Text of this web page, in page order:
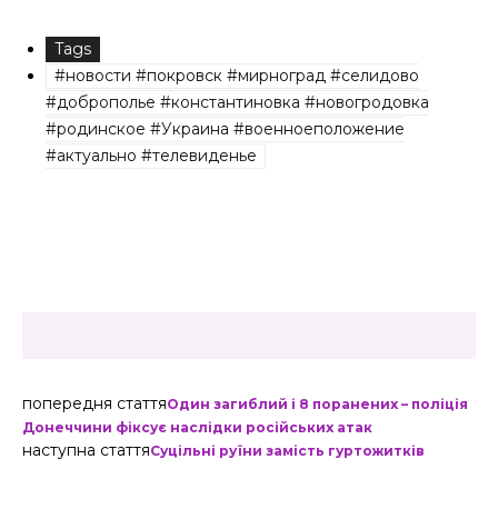
Tags
#новости #покровск #мирноград #селидово
#доброполье #константиновка #новогродовка
#родинское #Украина #военноеположение
#актуально #телевиденье
попередня статтяОдин загиблий і 8 поранених – поліція
Донеччини фіксує наслідки російських атак
наступна статтяСуцільні руїни замість гуртожитків